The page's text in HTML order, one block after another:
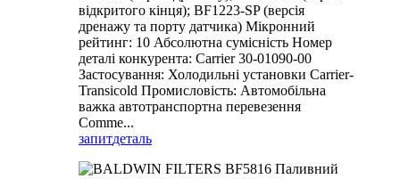
відкритого кінця); BF1223-SP (версія
дренажу та порту датчика) Мікронний
рейтинг: 10 Абсолютна сумісність Номер
деталі конкурента: Carrier 30-01090-00
Застосування: Холодильні установки Carrier-
Transicold Промисловість: Автомобільна
важка автотранспортна перевезення
Comme...
запитдеталь